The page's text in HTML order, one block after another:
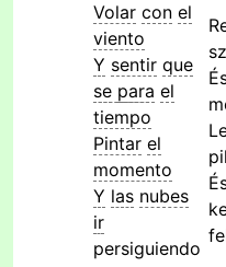
Volar con el
viento
Y sentir que
se para el
tiempo
Pintar el
momento
Y las nubes
ir
persiguiendo